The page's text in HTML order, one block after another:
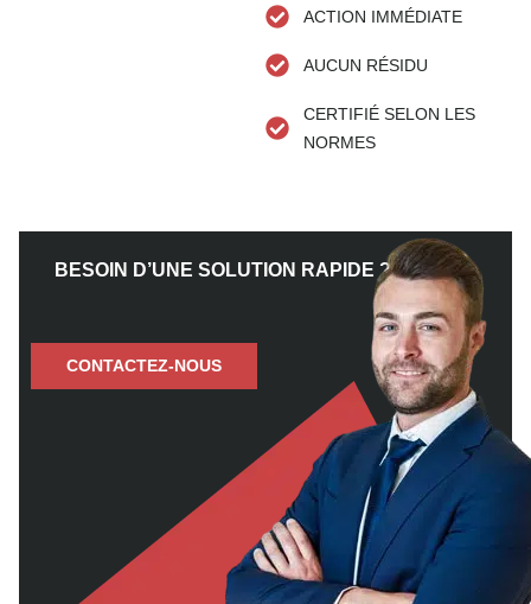
ACTION IMMÉDIATE
AUCUN RÉSIDU
CERTIFIÉ SELON LES
NORMES
BESOIN D’UNE SOLUTION RAPIDE ?
CONTACTEZ-NOUS